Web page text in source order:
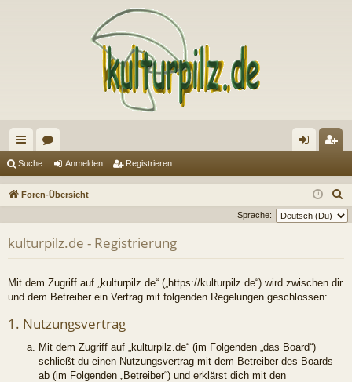
ch
ne
riff
en m
el
n
ist
rie
n
Suche Anmelden Registrieren
Foren-Übersicht
u
Sprache:
kulturpilz.de - Registrierung
Mit dem Zugriff auf „kulturpilz.de“ („https://kulturpilz.de“) wird zwischen dir
und dem Betreiber ein Vertrag mit folgenden Regelungen geschlossen:
1. Nutzungsvertrag
Mit dem Zugriff auf „kulturpilz.de“ (im Folgenden „das Board“)
schließt du einen Nutzungsvertrag mit dem Betreiber des Boards
ab (im Folgenden „Betreiber“) und erklärst dich mit den